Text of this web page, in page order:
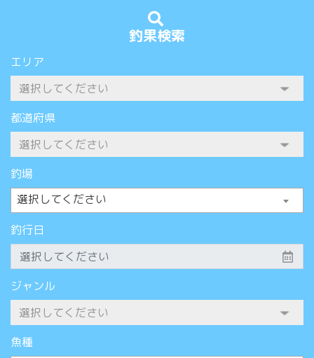
釣果検索
エリア
都道府県
釣場
選択してください
釣行日
ジャンル
魚種